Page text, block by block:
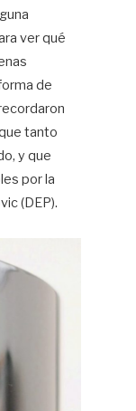
ver qué
de
tanto
y que
por la
(DEP).